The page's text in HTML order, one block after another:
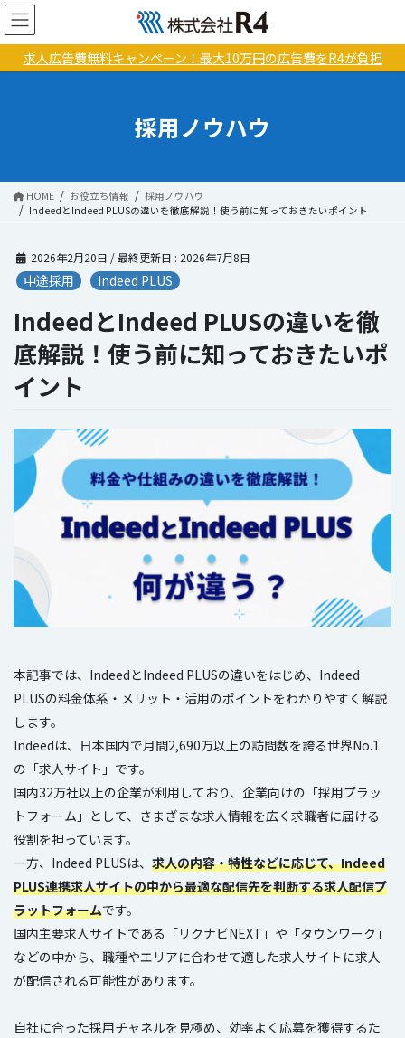
コ
ン
テ
ナ
ビ
ゲ
動
求人広告費無料キャンペーン！最大10万円の広告費をR4が負担
採用ノウハウ
HOME お役立ち情報
採用ノウハウ
IndeedとIndeed PLUSの違いを徹底解説！使う前に知っておきたいポイント
2026年2月20日 / 最終更新日 : 2026年7月8日
中途採用 Indeed PLUS
IndeedとIndeed PLUSの違いを徹
底解説！使う前に知っておきたいポ
イント
本記事では、IndeedとIndeed PLUSの違いをはじめ、Indeed
PLUSの料金体系・メリット・活用のポイントをわかりやすく解説
します。
Indeedは、日本国内で月間2,690万以上の訪問数を誇る世界No.1
の「求人サイト」です。
国内32万社以上の企業が利用しており、企業向けの「採用プラッ
トフォーム」として、さまざまな求人情報を広く求職者に届ける
役割を担っています。
一方、Indeed PLUSは、 求人の内容・特性などに応じて、Indeed
PLUS連携求人サイトの中から最適な配信先を判断する求人配信プ
ラットフォームです。
国内主要求人サイトである「リクナビNEXT」や「タウンワーク」
などの中から、職種やエリアに合わせて適した求人サイトに求人
が配信される可能性があります。
自社に合った採用チャネルを見極め、効率よく応募を獲得するた